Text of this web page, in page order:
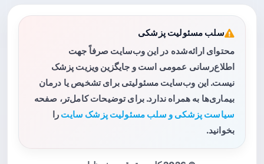
سلب مسئولیت پزشکی
محتوای ارائه‌شده در این وب‌سایت صرفاً جهت
اطلاع‌رسانی عمومی است و جایگزین ویزیت پزشک
نیست. این وب‌سایت مسئولیتی برای تشخیص یا درمان
بیماری‌ها به همراه ندارد. برای توضیحات کامل‌تر، صفحه
سیاست پزشکی و سلب مسئولیت پزشک سایت را
بخوانید.